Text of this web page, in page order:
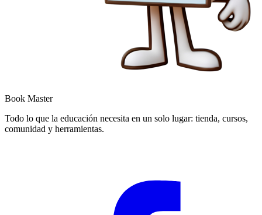
Book Master
Todo lo que la educación necesita en un solo lugar: tienda, cursos,
comunidad y herramientas.